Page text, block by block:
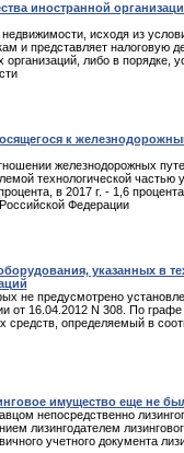
иностранной
исходя из
и представляет налоговую
либо в порядке,
к
железнодорожных
технологической частью
в 2017 г. - 1,6
Федерации
указанных в
не предусмотрено
16.04.2012 N 308. По графе
определяемый в
имущество еще не
непосредственно
лизингодателем
учетного документа